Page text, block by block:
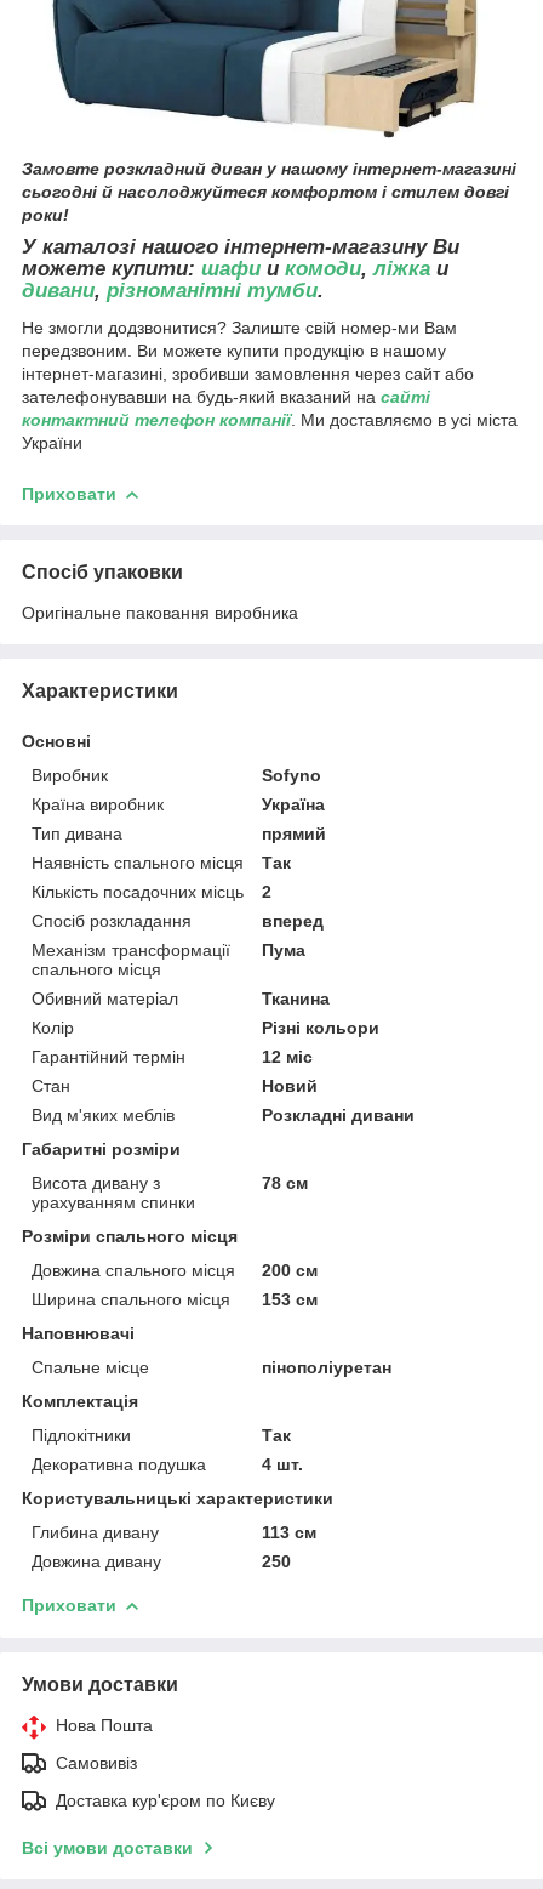
Замовте розкладний диван у нашому інтернет-магазині
сьогодні й насолоджуйтеся комфортом і стилем довгі
роки!
У каталозі нашого інтернет-магазину Ви
можете купити: шафи и комоди,ліжка и
дивани, різноманітні тумби.
Не змогли додзвонитися? Залиште свій номер-ми Вам
передзвоним. Ви можете купити продукцію в нашому
інтернет-магазині, зробивши замовлення через сайт або
зателефонувавши на будь-який вказаний на сайті
контактний телефон компанії. Ми доставляємо в усі міста
України
Приховати
Спосіб упаковки
Оригінальне паковання виробника
Характеристики
Основні
Виробник
Sofyno
Країна виробник
Україна
Тип дивана
прямий
Наявність спального місця
Так
Кількість посадочних місць
2
Спосіб розкладання
вперед
Механізм трансформації
спального місця
Пума
Обивний матеріал
Тканина
Колір
Різні кольори
Гарантійний термін
12 міс
Стан
Новий
Вид м'яких меблів
Розкладні дивани
Габаритні розміри
Висота дивану з
урахуванням спинки
78 см
Розміри спального місця
Довжина спального місця
200 см
Ширина спального місця
153 см
Наповнювачі
Спальне місце
пінополіуретан
Комплектація
Підлокітники
Так
Декоративна подушка
4 шт.
Користувальницькі характеристики
Глибина дивану
113 см
Довжина дивану
250
Приховати
Умови доставки
Нова Пошта
Самовивіз
Доставка кур'єром по Києву
Всі умови доставки